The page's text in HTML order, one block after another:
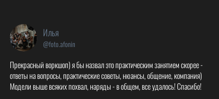
Илья
@foto.afonin
Прекрасный воркшоп) я бы назвал это практическим занятием скорее -
ответы на вопросы, практические советы, нюансы, общение, компания)
Модели выше всяких похвал, наряды - в общем, все удалось! Спасибо!